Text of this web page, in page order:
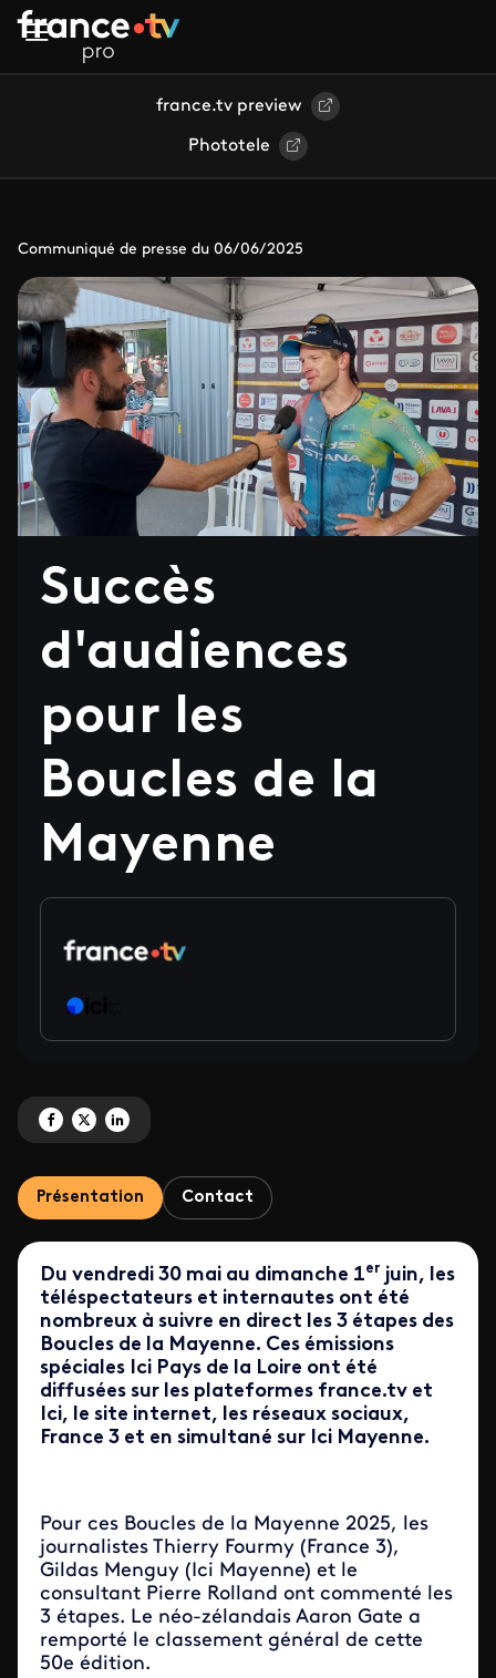
Aller au contenu principal
france.tv preview
Phototele
Communiqué de presse du 06/06/2025
Succès
d'audiences
pour les
Boucles de la
Mayenne
Partagez 'Succès d'audiences pour les Boucles de la Mayenne' sur Facebook
Partagez 'Succès d'audiences pour les Boucles de la Mayenne' sur X
Partagez 'Succès d'audiences pour les Boucles de la Mayenne'
Présentation Contact
Du vendredi 30 mai au dimanche 1er juin, les
téléspectateurs et internautes ont été
nombreux à suivre en direct les 3 étapes des
Boucles de la Mayenne. Ces émissions
spéciales Ici Pays de la Loire ont été
diffusées sur les plateformes france.tv et
Ici, le site internet, les réseaux sociaux,
France 3 et en simultané sur Ici Mayenne.
Pour ces Boucles de la Mayenne 2025, les
journalistes Thierry Fourmy (France 3),
Gildas Menguy (Ici Mayenne) et le
consultant Pierre Rolland ont commenté les
3 étapes. Le néo-zélandais Aaron Gate a
remporté le classement général de cette
50e édition.